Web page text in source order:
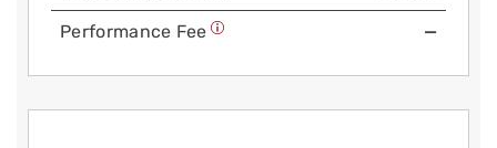
Performance Fee —